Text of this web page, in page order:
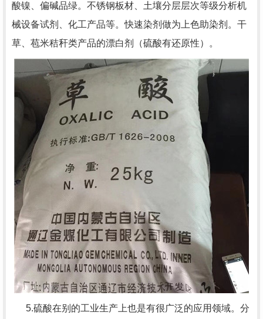
酸镍、偏碱品绿。不锈钢板材、土壤分层层次等级分析机
械设备试剂、化工产品等。快速染剂做为上色助染剂。干
草、苞米秸秆类产品的漂白剂（硫酸有还原性）。
5.硫酸在别的工业生产上也是有很广泛的应用领域。分